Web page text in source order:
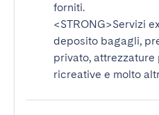
forniti.
<STRONG>Servizi
deposito bagagli,
privato,
ricreative e molto